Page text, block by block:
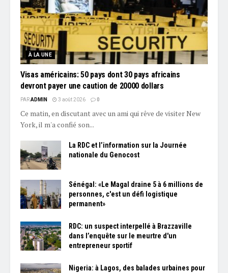
À LA UNE
Visas américains: 50 pays dont 30 pays africains
devront payer une caution de 20000 dollars
PARADMIN 3 août 2026 0
Ce matin, en discutant avec un ami qui rêve de visiter New
York, il m'a confié son...
La RDC et l’information sur la Journée
nationale du Genocost
Sénégal: «Le Magal draine 5 à 6 millions de
personnes, c'est un défi logistique
permanent»
RDC: un suspect interpellé à Brazzaville
dans l’enquête sur le meurtre d'un
entrepreneur sportif
Nigeria: à Lagos, des balades urbaines pour